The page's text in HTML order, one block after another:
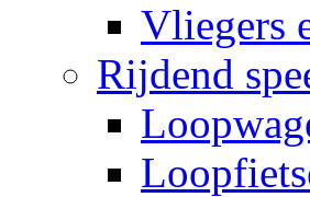
Vliegers
Rijdend